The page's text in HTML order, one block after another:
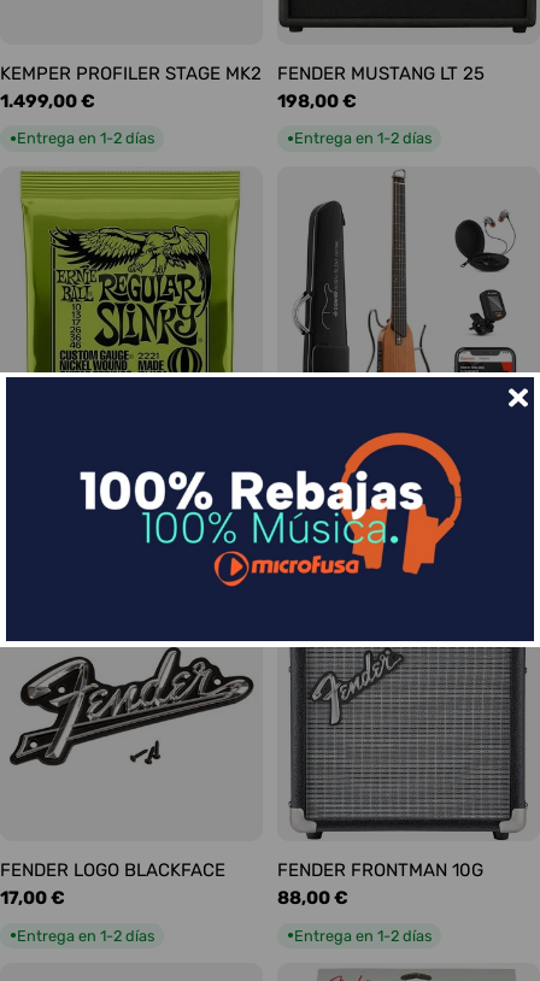
KEMPER PROFILER STAGE MK2
Precio
habitual
1.499,00 €
●Entrega en 1-2 días
FENDER MUSTANG LT 25
Precio
habitual
198,00 €
●Entrega en 1-2 días
Slinky Regular 10-46
DONNER HUSH-I Silent Guitar
Caoba
Precio
habitual
339,00 €
Entrega en 1-2 días
FENDER LOGO BLACKFACE
Precio
17,00 €
●Entrega en 1-2 días
FENDER FRONTMAN 10G
Precio
88,00 €
●Entrega en 1-2 días